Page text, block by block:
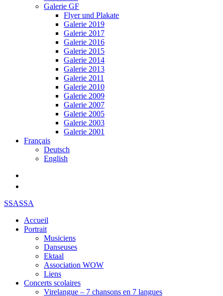
Galerie GF
Flyer und Plakate
Galerie 2019
Galerie 2017
Galerie 2016
Galerie 2015
Galerie 2014
Galerie 2013
Galerie 2011
Galerie 2010
Galerie 2009
Galerie 2007
Galerie 2005
Galerie 2003
Galerie 2001
Français
Deutsch
English
SSASSA
Accueil
Portrait
Musiciens
Danseuses
Ektaal
Association WOW
Liens
Concerts scolaires
Virelangue – 7 chansons en 7 langues